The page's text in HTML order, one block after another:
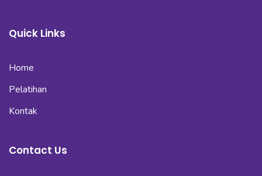
Quick Links
Home
Pelatihan
Kontak
Contact Us